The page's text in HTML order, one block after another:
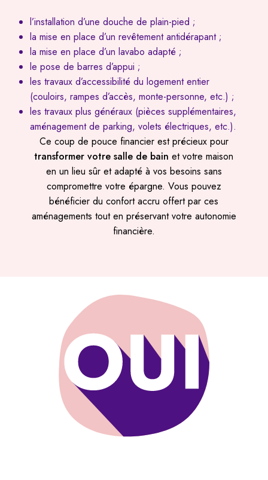
l’installation d’une douche de plain-pied ;
la mise en place d’un revêtement antidérapant ;
la mise en place d’un lavabo adapté ;
le pose de barres d’appui ;
les travaux d’accessibilité du logement entier
(couloirs, rampes d’accès, monte-personne, etc.) ;
les travaux plus généraux (pièces supplémentaires,
aménagement de parking, volets électriques, etc.).
Ce coup de pouce financier est précieux pour
transformer votre salle de bain et votre maison
en un lieu sûr et adapté à vos besoins sans
compromettre votre épargne. Vous pouvez
bénéficier du confort accru offert par ces
aménagements tout en préservant votre autonomie
financière.